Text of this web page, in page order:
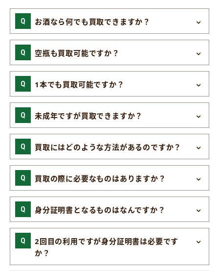
お酒なら何でも買取できますか？
空瓶も買取可能ですか？
1本でも買取可能ですか？
未成年ですが買取できますか？
買取にはどのような方法があるのですか？
買取の際に必要なものはありますか？
身分証明書となるものはなんですか？
2回目の利用ですが身分証明書は必要です
か？